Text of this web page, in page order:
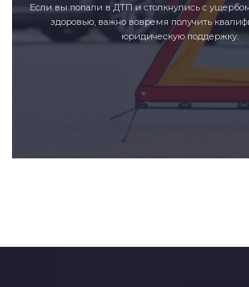
Если вы попали в ДТП и столкнулись с
здоровью, важно вовремя получить
юридическую поддержку.